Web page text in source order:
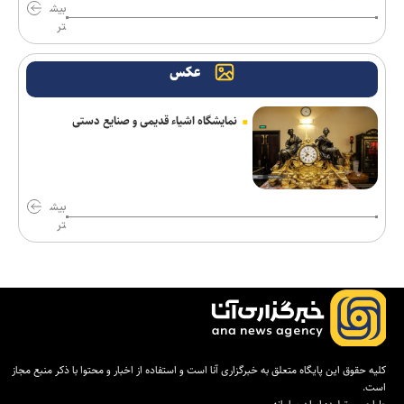
شکایت متقابل همسر نتانیاهو از کارمند سابق اقامتگاه نخست‌وزیری
اسرائیل
امام جمعه شیراز: ترویج حجاب نیازمند مشارکت همگانی است
افزایش مهاجرت نخبگان از اراضی اشغالی؛ زیان میلیاردی برای رژیم
صهیونیستی
گرفتند
تور جهانی تنیس صربستان| ادامه پیروزی‌های یزدانی و جدال با نماینده
روسیه
رکوردهای جهانی یوسفی و نصیری حفظ شد
بیش
تر
عکس
نمایشگاه اشیاء قدیمی و صنایع دستی
بیش
تر
کلیه حقوق این پایگاه متعلق به خبرگزاری آنا است و استفاده از اخبار و محتوا با ذکر منبع مجاز
است.